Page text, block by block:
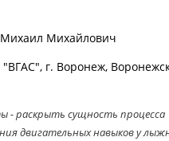
Михайлович
г. Воронеж,
- раскрыть сущность процесса
двигательных навыков у